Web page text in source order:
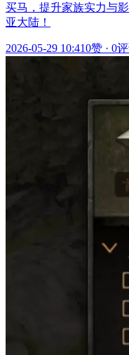
买马，提升家族实力与
亚大陆！
2026-05-29 10:410赞 · 0